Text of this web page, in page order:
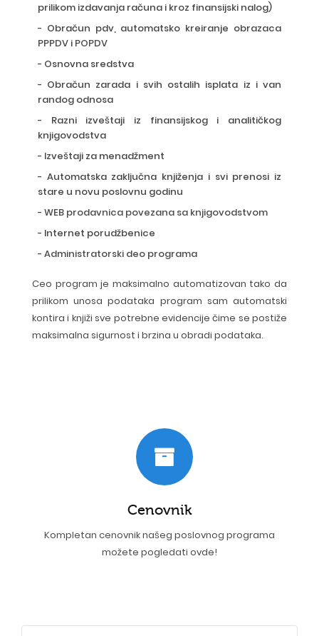
prilikom izdavanja računa i kroz finansijski nalog)
- Obračun pdv, automatsko kreiranje obrazaca
PPPDV i POPDV
- Osnovna sredstva
- Obračun zarada i svih ostalih isplata iz i van
randog odnosa
- Razni izveštaji iz finansijskog i analitičkog
knjigovodstva
- Izveštaji za menadžment
- Automatska zaključna knjiženja i svi prenosi iz
stare u novu poslovnu godinu
- WEB prodavnica povezana sa knjigovodstvom
- Internet porudžbenice
- Administratorski deo programa
Ceo program je maksimalno automatizovan tako da
prilikom unosa podataka program sam automatski
kontira i knjiži sve potrebne evidencije čime se postiže
maksimalna sigurnost i brzina u obradi podataka.
Cenovnik
Kompletan cenovnik našeg poslovnog programa
možete pogledati ovde!